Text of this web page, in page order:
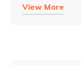
View More